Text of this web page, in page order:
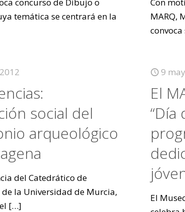
temática se centrará en la
MARQ,
social del
arqueológico
del Catedrático de
la Universidad de Murcia,
[…]
9
El
“Día
El